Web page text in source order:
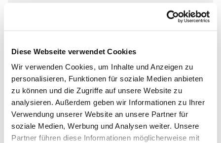
Diese Webseite verwendet Cookies
Wir verwenden Cookies, um Inhalte und Anzeigen zu
personalisieren, Funktionen für soziale Medien anbieten
zu können und die Zugriffe auf unsere Website zu
analysieren. Außerdem geben wir Informationen zu Ihrer
Verwendung unserer Website an unsere Partner für
soziale Medien, Werbung und Analysen weiter. Unsere
Partner führen diese Informationen möglicherweise mit